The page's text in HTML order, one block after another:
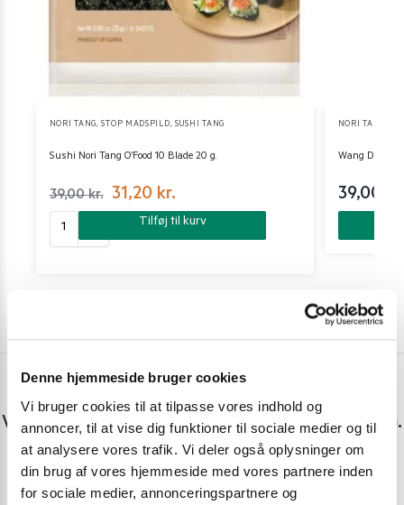
Denne hjemmeside bruger cookies
Vi bruger cookies til at tilpasse vores indhold og
annoncer, til at vise dig funktioner til sociale medier og til
at analysere vores trafik. Vi deler også oplysninger om
din brug af vores hjemmeside med vores partnere inden
for sociale medier, annonceringspartnere og
NORI TANG,STOP MADSPILD, SUSHI TANG
Sushi Nori Tang O’Food 10 Blade 20 g.
39,00kr. 31,20 kr.
Tilføj til kurv
NORI TANG
Wang Dried
39,00
Har du spørgsmål eller brug for hjælp?
Vi er lige her. Kundeservice sidder klar til at hjælpe dig.
Personlig rådgivning med et smil
Vi guider dig igennem asiatisk mad